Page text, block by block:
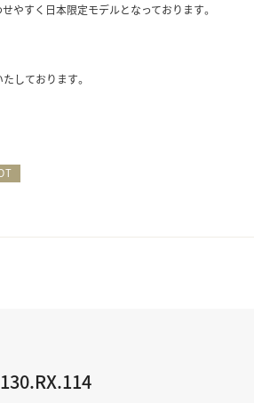
やすく日本限定モデルとなっております。
しております。